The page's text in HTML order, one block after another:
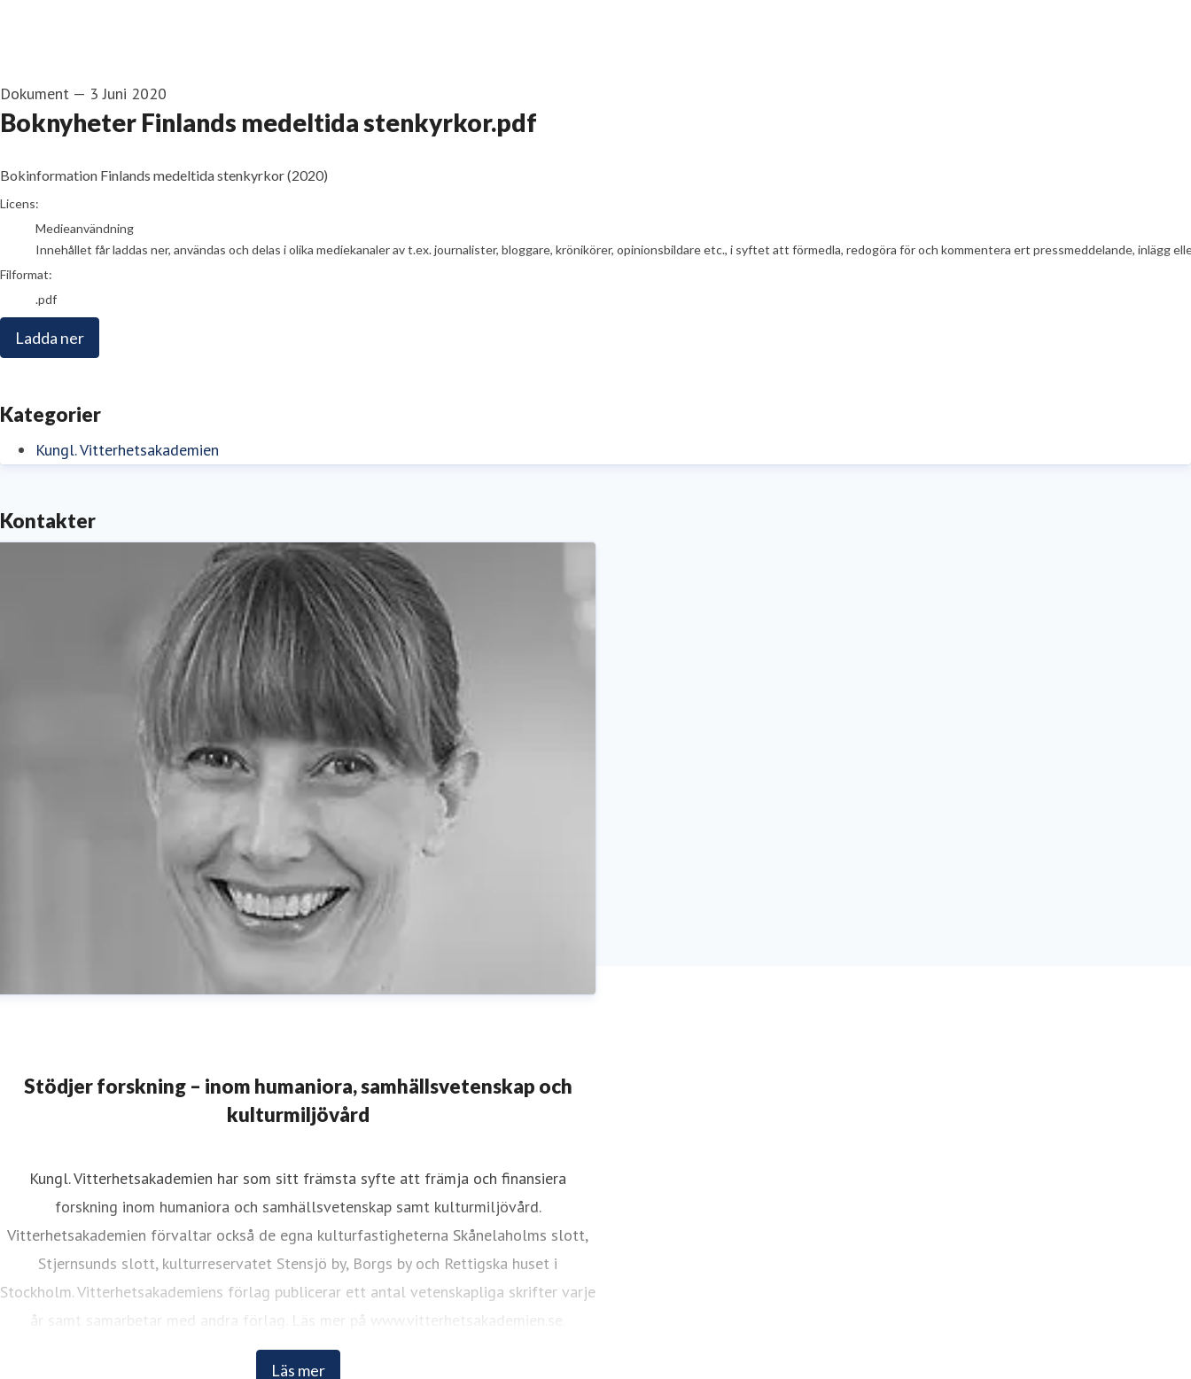
Dokument — 3 Juni 2020
Boknyheter Finlands medeltida stenkyrkor.pdf
Bokinformation Finlands medeltida stenkyrkor (2020)
go to media item
Licens:
Medieanvändning
Innehållet får laddas ner, användas och delas i olika mediekanaler av t.ex. journalister, bloggare, krönikörer, opinionsbildare etc., i syftet att förmedla, redogöra för och kommentera ert pressmeddelande,
Filformat:
.pdf
Ladda ner
Kategorier
Kungl. Vitterhetsakademien
Kontakter
Informationsansvarig kristina.lund@vitterhetsakademien.se 08-440 42 86
Stödjer forskning – inom humaniora, samhällsvetenskap och
kulturmiljövård
Läs mer
Kungl. Vitterhetsakademien har som sitt främsta syfte att främja och finansiera
forskning inom humaniora och samhällsvetenskap samt kulturmiljövård.
Vitterhetsakademien förvaltar också de egna kulturfastigheterna Skånelaholms slott,
Stjernsunds slott, kulturreservatet Stensjö by, Borgs by och Rettigska huset i
Stockholm. Vitterhetsakademiens förlag publicerar ett antal vetenskapliga skrifter varje
år samt samarbetar med andra förlag. Läs mer på www.vitterhetsakademien.se.